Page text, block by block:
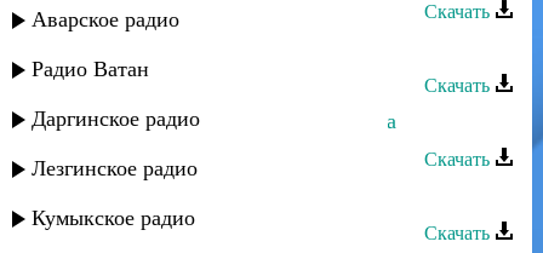
Аварское радио
Радио Ватан
Даргинское радио
Лезгинское радио
Кумыкское радио
Скачать
Скачать
Замир и Марина Алиева - Лезгинка
Скачать
Скачать